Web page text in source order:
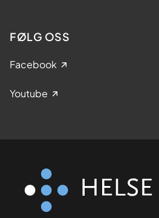
FØLG OSS
Facebook
Youtube